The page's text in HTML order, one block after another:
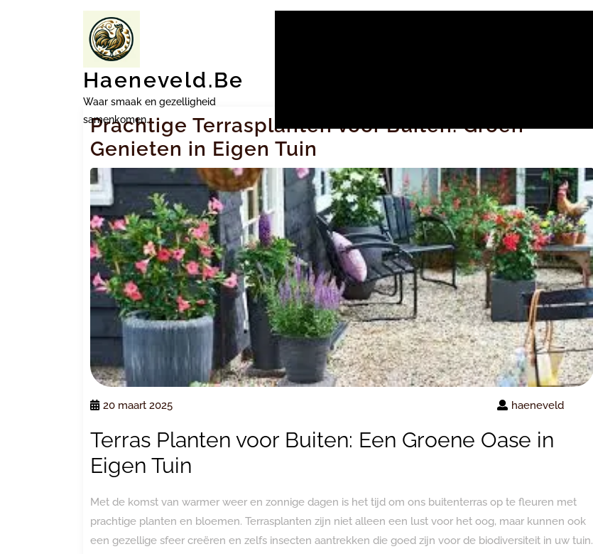
Haeneveld.be
Waar smaak en gezelligheid
samenkomen.
Prachtige Terrasplanten voor Buiten: Groen
Genieten in Eigen Tuin
20 maart 2025 haeneveld
Terras Planten voor Buiten: Een Groene Oase in
Eigen Tuin
Met de komst van warmer weer en zonnige dagen is het tijd om ons buitenterras op te fleuren met
prachtige planten en bloemen. Terrasplanten zijn niet alleen een lust voor het oog, maar kunnen ook
een gezellige sfeer creëren en zelfs insecten aantrekken die goed zijn voor de biodiversiteit in uw tuin.